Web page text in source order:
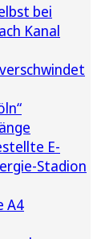
bei
Kanal
E-
Stadion
A4